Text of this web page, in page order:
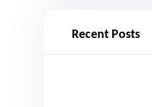
Recent Posts